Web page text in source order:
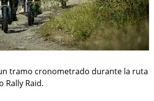
tramo cronometrado durante la ruta
Rally Raid.